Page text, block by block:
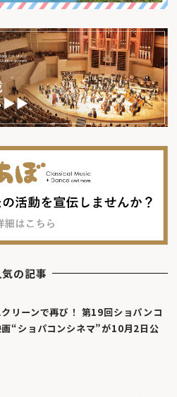
気の記事
リーンで再び！ 第19回ショパンコ
“ショパコンシネマ”が10月2日公